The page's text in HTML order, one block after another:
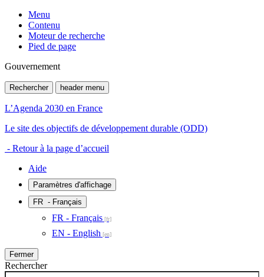
Menu
Contenu
Moteur de recherche
Pied de page
Gouvernement
Rechercher header menu
L’Agenda 2030 en France
Le site des objectifs de développement durable (ODD)
- Retour à la page d’accueil
Aide
Paramètres d'affichage
FR - Français
FR - Français
EN - English
Fermer
Rechercher